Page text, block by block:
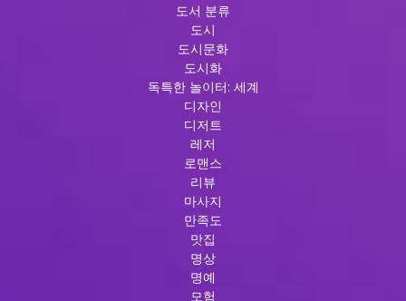
도서 분류
도시
도시문화
도시화
독특한 놀이터: 세계
디자인
디저트
레저
로맨스
리뷰
마사지
만족도
맛집
명상
명예
모험